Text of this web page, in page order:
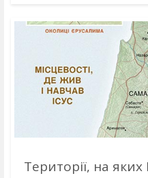
Території, на